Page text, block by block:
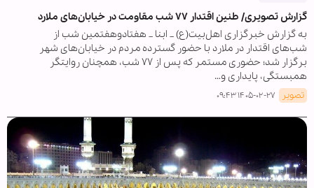
گزارش تصویری/ طنین اقتدار ۷۷ شب مقاومت در خیابان‌های ملارد
به گزارش خبرگزاری اهل‌بیت(ع) _ ابنا _ هفتادوهفتمین شب از
شب‌های اقتدار در ملارد با حضور گسترده مردم در خیابان‌های شهر
برگزار شد؛ حضوری مستمر که پس از ۷۷ شب، همچنان روایتگر
همبستگی، پایداری و…
تصویر ۱۴۰۵-۰۲-۲۷ ۰۹:۴۳